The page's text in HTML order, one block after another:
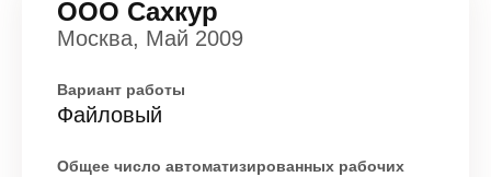
ООО Сахкур
Москва, Май 2009
Вариант работы
Файловый
Общее число автоматизированных рабочих